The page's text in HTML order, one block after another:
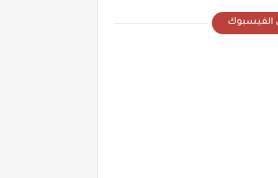
الفيسبوك